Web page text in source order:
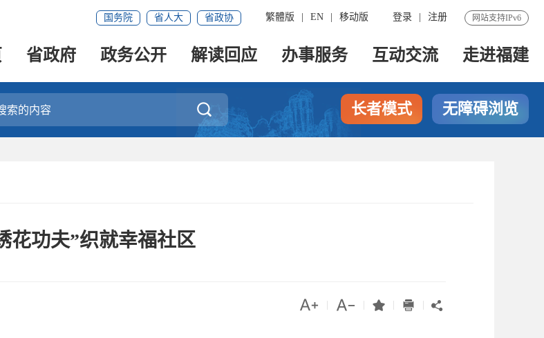
网站支持IPv6
登录 注册
繁體版 EN 移动版
国务院 省人大 省政协
省政府 政务公开 解读回应 办事服务 互动交流 走进福建
 长者模式 无障碍浏览
花功夫”织就幸福社区
    